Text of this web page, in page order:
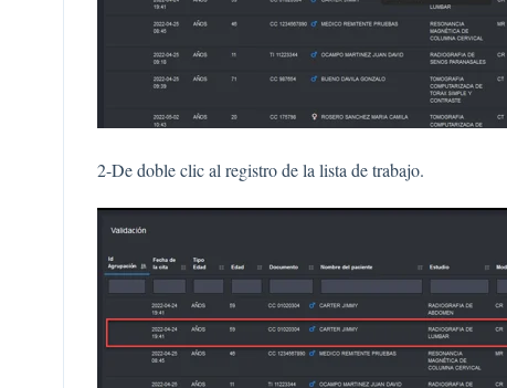
2-De doble clic al registro de la lista de trabajo.